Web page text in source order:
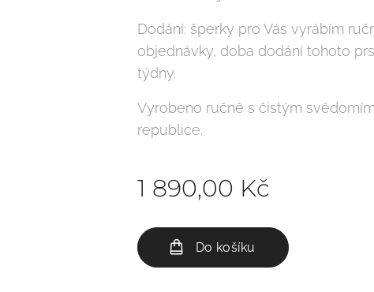
Dodání: šperky pro Vás vyrábím
objednávky, doba dodání tohoto
týdny.
Vyrobeno ručně s čistým
republice.
1 890,00 Kč
Do košíku